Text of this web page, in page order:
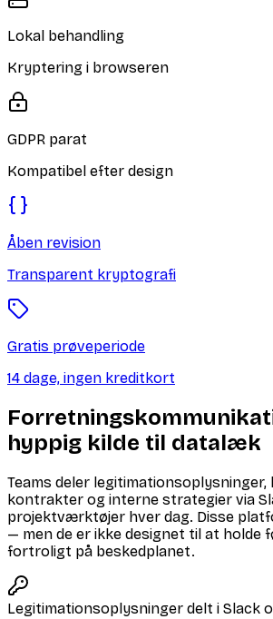
Lokal behandling
Kryptering i browseren
GDPR parat
Kompatibel efter design
Åben revision
Transparent kryptografi
Gratis prøveperiode
14 dage, ingen kreditkort
hyppig kilde til datalæk
Teams deler legitimationsoplysninger,
kontrakter og interne strategier via
projektværktøjer hver dag. Disse
— men de er ikke designet til at holde
fortroligt på beskedplanet.
Legitimationsoplysninger delt i Slack